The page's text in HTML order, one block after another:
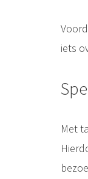
iets
Met